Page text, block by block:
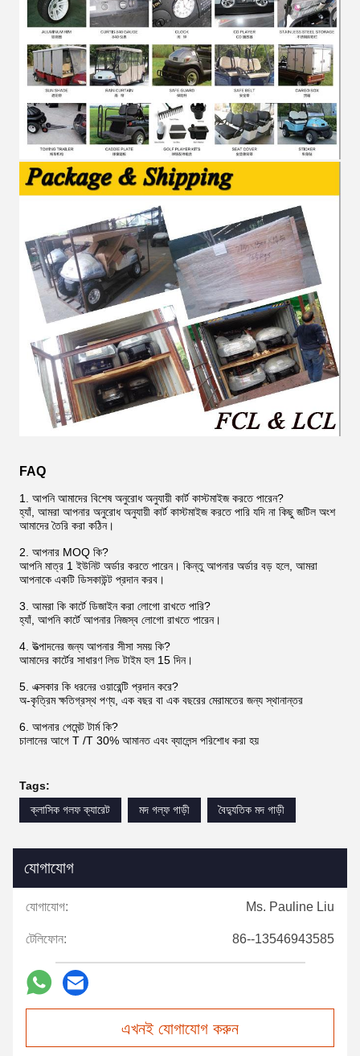
FAQ
1. আপনি আমাদের বিশেষ অনুরোধ অনুযায়ী কার্ট কাস্টমাইজ করতে পারেন?
হ্যাঁ, আমরা আপনার অনুরোধ অনুযায়ী কার্ট কাস্টমাইজ করতে পারি যদি না কিছু জটিল অংশ
আমাদের তৈরি করা কঠিন।
2. আপনার MOQ কি?
আপনি মাত্র 1 ইউনিট অর্ডার করতে পারেন। কিন্তু আপনার অর্ডার বড় হলে, আমরা
আপনাকে একটি ডিসকাউন্ট প্রদান করব।
3. আমরা কি কার্টে ডিজাইন করা লোগো রাখতে পারি?
হ্যাঁ, আপনি কার্টে আপনার নিজস্ব লোগো রাখতে পারেন।
4. উত্পাদনের জন্য আপনার সীসা সময় কি?
আমাদের কার্টের সাধারণ লিড টাইম হল 15 দিন।
5. এক্সকার কি ধরনের ওয়ারেন্টি প্রদান করে?
অ-কৃত্রিম ক্ষতিগ্রস্থ পণ্য, এক বছর বা এক বছরের মেরামতের জন্য স্থানান্তর
6. আপনার পেমেন্ট টার্ম কি?
চালানের আগে T /T 30% আমানত এবং ব্যালেন্স পরিশোধ করা হয়
Tags:
ক্লাসিক গলফ ক্যারেট
মদ গল্ফ গাড়ী বৈদ্যুতিক মদ গাড়ী
যোগাযোগ
যোগাযোগ: Ms. Pauline Liu
টেলিফোন: 86--13546943585
এখনই যোগাযোগ করুন